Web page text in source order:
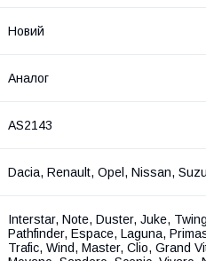
Новий
Аналог
AS2143
Dacia, Renault, Opel, Nissan,
Interstar, Note, Duster, Juke,
Pathfinder, Espace, Laguna,
Trafic, Wind, Master, Clio, Grand